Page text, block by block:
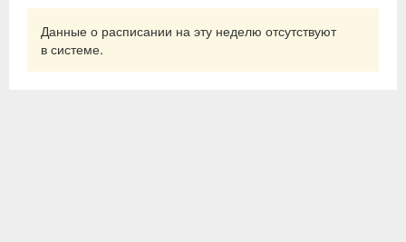
Данные о расписании на эту неделю отсутствуют
в системе.